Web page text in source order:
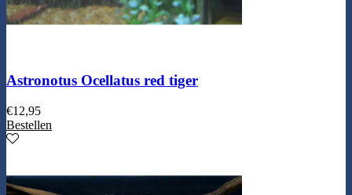
Astronotus Ocellatus red tiger
€12,95
Bestellen